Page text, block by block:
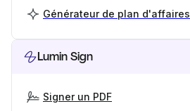
Générateur de plan d'affaires
Lumin Sign
Signer un PDF